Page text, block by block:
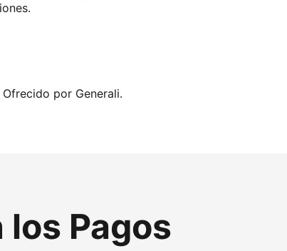
por Generali.
Pagos